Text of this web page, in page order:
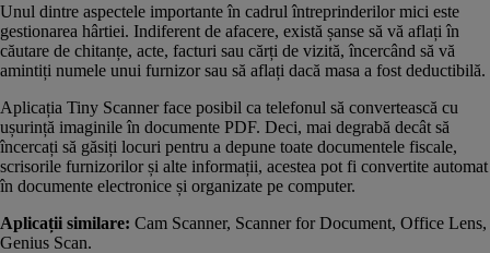
Unul dintre aspectele importante în cadrul întreprinderilor mici este
gestionarea hârtiei. Indiferent de afacere, există șanse să vă aflați în
căutare de chitanțe, acte, facturi sau cărți de vizită, încercând să vă
amintiți numele unui furnizor sau să aflați dacă masa a fost deductibilă.
Aplicația Tiny Scanner face posibil ca telefonul să convertească cu
ușurință imaginile în documente PDF. Deci, mai degrabă decât să
încercați să găsiți locuri pentru a depune toate documentele fiscale,
scrisorile furnizorilor și alte informații, acestea pot fi convertite automat
în documente electronice și organizate pe computer.
Aplicații similare: Cam Scanner, Scanner for Document, Office Lens,
Genius Scan.